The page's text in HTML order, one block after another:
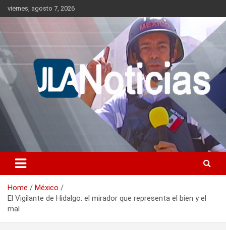
Skip
to
viernes, agosto 7, 2026
Jlanoticias
Información relevante en tiempo real.
Home
México
El Vigilante de Hidalgo: el mirador que representa el bien y el
mal